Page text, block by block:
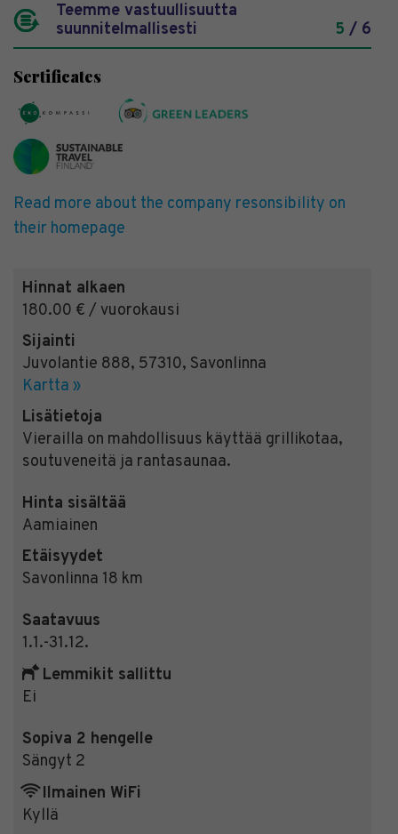
Teemme vastuullisuutta
suunnitelmallisesti
5 / 6
Sertificates
Read more about the company resonsibility on
their homepage
Hinnat alkaen
180.00 € / vuorokausi
Sijainti
Juvolantie 888, 57310, Savonlinna
Kartta »
Lisätietoja
Vierailla on mahdollisuus käyttää grillikotaa,
soutuveneitä ja rantasaunaa.
Hinta sisältää
Aamiainen
Etäisyydet
Savonlinna 18 km
Saatavuus
1.1.-31.12.
Lemmikit sallittu
Ei
Sopiva 2 hengelle
Sängyt 2
Ilmainen WiFi
Kyllä